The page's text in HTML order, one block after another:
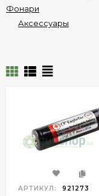
Фонари
Аксессуары
АРТИКУЛ: 921273